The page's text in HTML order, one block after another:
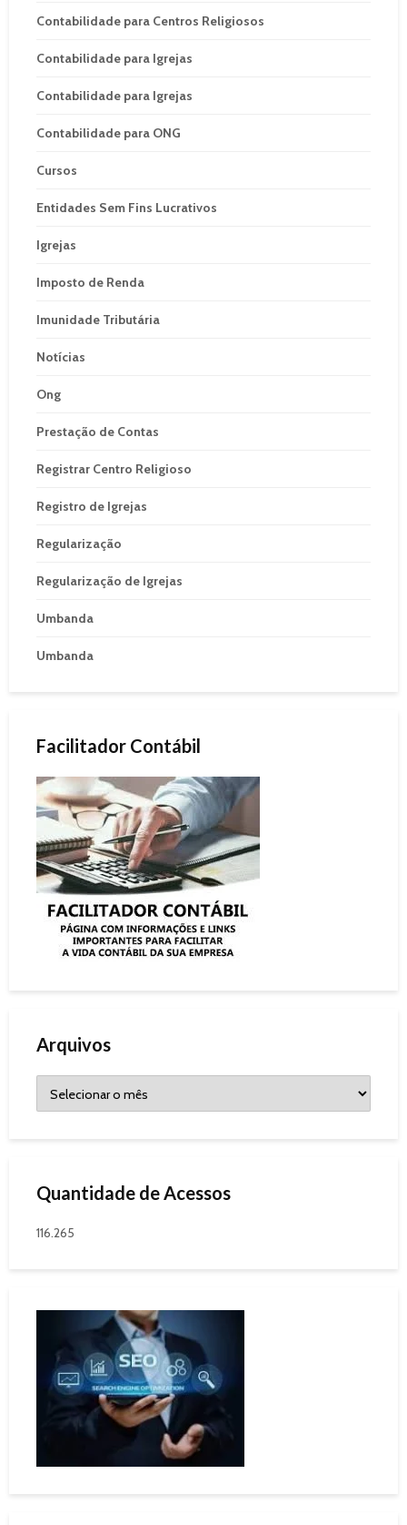
Contabilidade para Centros Religiosos
Contabilidade para Igrejas
Contabilidade para Igrejas
Contabilidade para ONG
Cursos
Entidades Sem Fins Lucrativos
Igrejas
Imposto de Renda
Imunidade Tributária
Notícias
Ong
Prestação de Contas
Registrar Centro Religioso
Registro de Igrejas
Regularização
Regularização de Igrejas
Umbanda
Umbanda
Facilitador Contábil
Arquivos
Quantidade de Acessos
116.265